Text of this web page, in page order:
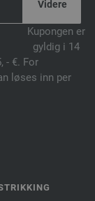
Kupongen er
gyldig i 14
- €. For
løses inn per